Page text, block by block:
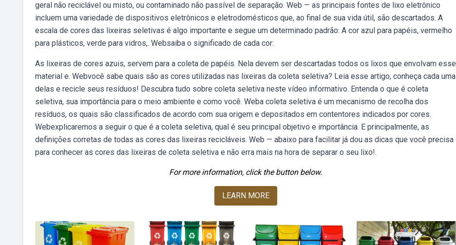
geral não reciclável ou misto, ou contaminado não passível de separação. Web — as principais fontes de lixo eletrônico
incluem uma variedade de dispositivos eletrônicos e eletrodomésticos que, ao final de sua vida útil, são descartados. A
escala de cores das lixeiras seletivas é algo importante e segue um determinado padrão: A cor azul para papéis, vermelho
para plásticos, verde para vidros,. Websaiba o significado de cada cor:
As lixeiras de cores azuis, servem para a coleta de papéis. Nela devem ser descartadas todos os lixos que envolvam esse
material e. Webvocê sabe quais são as cores utilizadas nas lixeiras da coleta seletiva? Leia esse artigo, conheça cada uma
delas e recicle seus resíduos! Descubra tudo sobre coleta seletiva neste vídeo informativo. Entenda o que é coleta
seletiva, sua importância para o meio ambiente e como você. Weba coleta seletiva é um mecanismo de recolha dos
resíduos, os quais são classificados de acordo com sua origem e depositados em contentores indicados por cores.
Webexplicaremos a seguir o que é a coleta seletiva, qual é seu principal objetivo e importância. E principalmente, as
definições corretas de todas as cores das lixeiras recicláveis. Web — abaixo para facilitar já dou as dicas que você precisa
para conhecer as cores das lixeiras de coleta seletiva e não erra mais na hora de separar o seu lixo!.
For more information, click the button below.
LEARN MORE